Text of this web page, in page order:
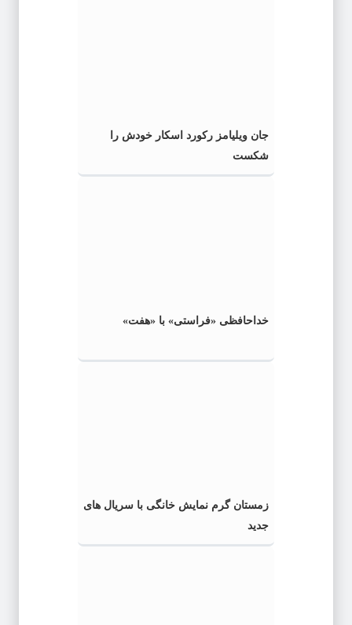
جان ویلیامز رکورد اسکار خودش را
شکست
خداحافظی «فراستی» با «هفت»
زمستان گرم نمایش خانگی با سریال های
جدید